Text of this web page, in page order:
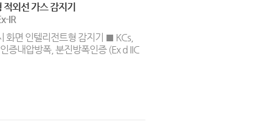
외선 가스 감지기
IR
화면 인텔리전트형 감지기 ■ KCs,
증내압방폭, 분진방폭인증 (Ex d IIC